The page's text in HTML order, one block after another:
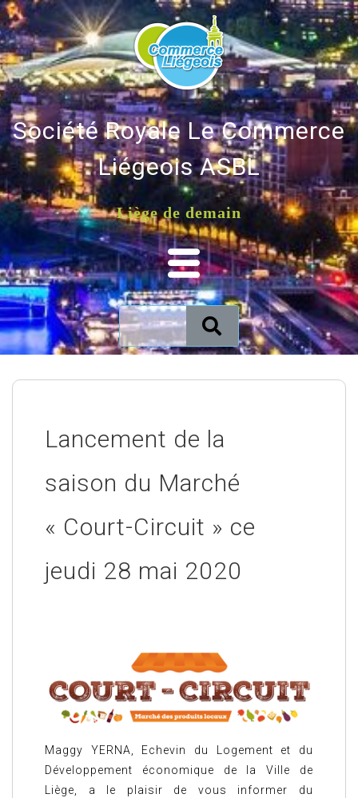
Société Royale Le Commerce
Liégeois ASBL
Liège de demain
Lancement de la
saison du Marché
« Court-Circuit » ce
jeudi 28 mai 2020
Maggy YERNA, Echevin du Logement et du
Développement économique de la Ville de
Liège, a le plaisir de vous informer du